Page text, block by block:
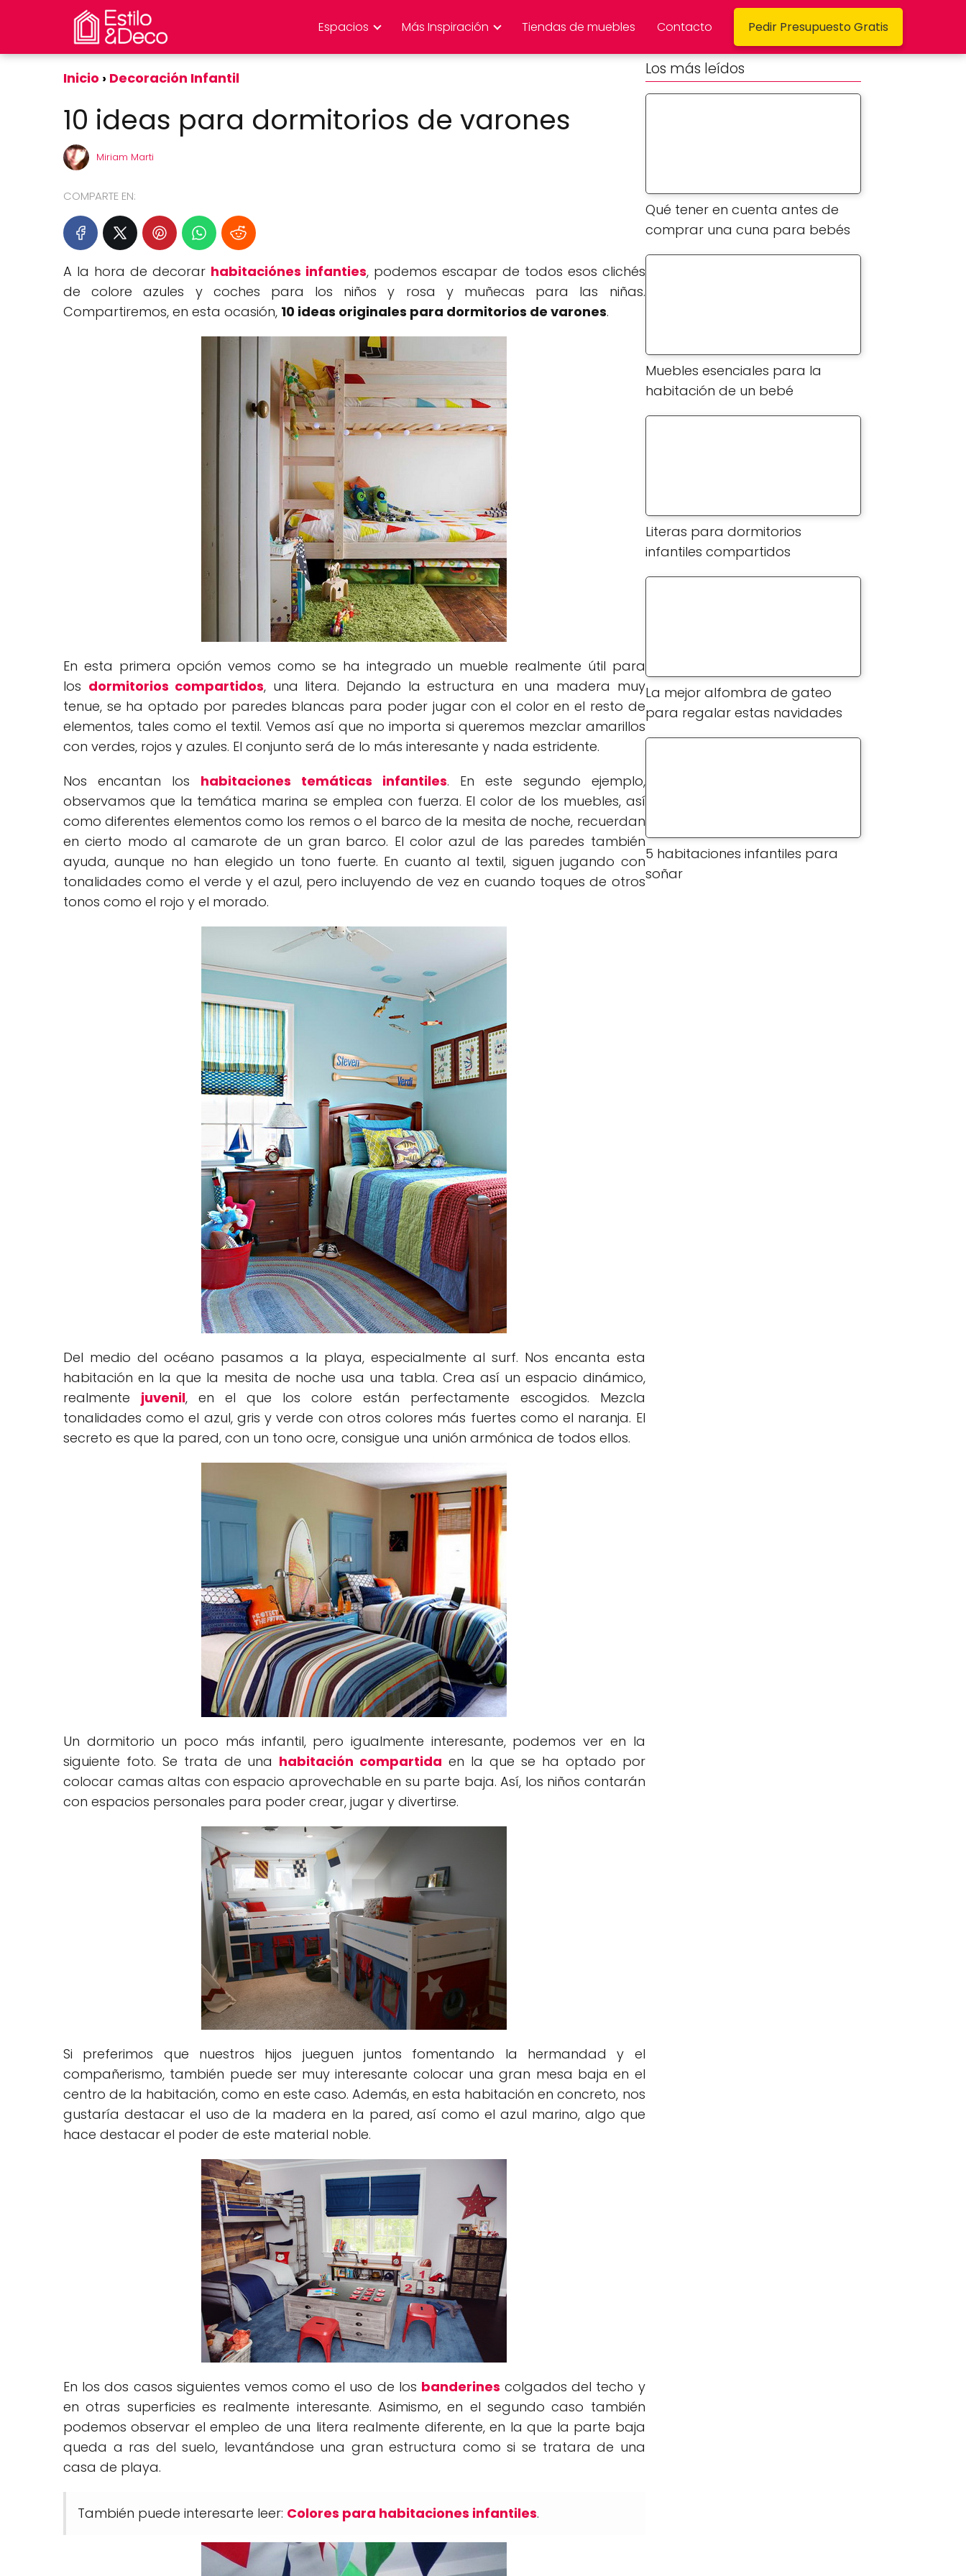
Espacios Más Inspiración Tiendas de muebles Contacto Pedir Presupuesto Gratis
Inicio Decoración Infantil
10 ideas para dormitorios de varones
Miriam Marti
COMPARTE EN:
A la hora de decorar habitaciónes infanties, podemos escapar de todos esos clichés
de colore azules y coches para los niños y rosa y muñecas para las niñas.
Compartiremos, en esta ocasión, 10 ideas originales para dormitorios de varones.
En esta primera opción vemos como se ha integrado un mueble realmente útil para
los dormitorios compartidos, una litera. Dejando la estructura en una madera muy
tenue, se ha optado por paredes blancas para poder jugar con el color en el resto de
elementos, tales como el textil. Vemos así que no importa si queremos mezclar amarillos
con verdes, rojos y azules. El conjunto será de lo más interesante y nada estridente.
Nos encantan los habitaciones temáticas infantiles. En este segundo ejemplo,
observamos que la temática marina se emplea con fuerza. El color de los muebles, así
como diferentes elementos como los remos o el barco de la mesita de noche, recuerdan
en cierto modo al camarote de un gran barco. El color azul de las paredes también
ayuda, aunque no han elegido un tono fuerte. En cuanto al textil, siguen jugando con
tonalidades como el verde y el azul, pero incluyendo de vez en cuando toques de otros
tonos como el rojo y el morado.
Del medio del océano pasamos a la playa, especialmente al surf. Nos encanta esta
habitación en la que la mesita de noche usa una tabla. Crea así un espacio dinámico,
realmente juvenil, en el que los colore están perfectamente escogidos. Mezcla
tonalidades como el azul, gris y verde con otros colores más fuertes como el naranja. El
secreto es que la pared, con un tono ocre, consigue una unión armónica de todos ellos.
Un dormitorio un poco más infantil, pero igualmente interesante, podemos ver en la
siguiente foto. Se trata de una habitación compartida en la que se ha optado por
colocar camas altas con espacio aprovechable en su parte baja. Así, los niños contarán
con espacios personales para poder crear, jugar y divertirse.
Si preferimos que nuestros hijos jueguen juntos fomentando la hermandad y el
compañerismo, también puede ser muy interesante colocar una gran mesa baja en el
centro de la habitación, como en este caso. Además, en esta habitación en concreto, nos
gustaría destacar el uso de la madera en la pared, así como el azul marino, algo que
hace destacar el poder de este material noble.
En los dos casos siguientes vemos como el uso de los banderines colgados del techo y
en otras superficies es realmente interesante. Asimismo, en el segundo caso también
podemos observar el empleo de una litera realmente diferente, en la que la parte baja
queda a ras del suelo, levantándose una gran estructura como si se tratara de una
casa de playa.
También puede interesarte leer: Colores para habitaciones infantiles.
Los más leídos
Qué tener en cuenta antes de
comprar una cuna para bebés
Muebles esenciales para la
habitación de un bebé
Literas para dormitorios
infantiles compartidos
La mejor alfombra de gateo
para regalar estas navidades
5 habitaciones infantiles para
soñar